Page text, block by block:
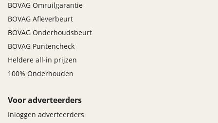
BOVAG Omruilgarantie
BOVAG Afleverbeurt
BOVAG Onderhoudsbeurt
BOVAG Puntencheck
Heldere all-in prijzen
100% Onderhouden
Voor adverteerders
Inloggen adverteerders